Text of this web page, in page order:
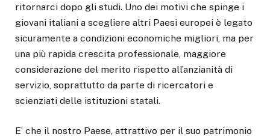
ritornarci dopo gli studi. Uno dei motivi che spinge i
giovani italiani a scegliere altri Paesi europei è legato
sicuramente a condizioni economiche migliori, ma per
una più rapida crescita professionale, maggiore
considerazione del merito rispetto all’anzianità di
servizio, soprattutto da parte di ricercatori e
scienziati delle istituzioni statali.
E’ che il nostro Paese, attrattivo per il suo patrimonio